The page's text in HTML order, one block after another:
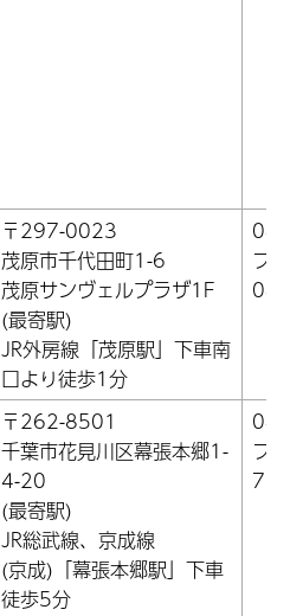
〒297-0023
茂原市千代田町1-6
茂原サンヴェルプラザ1F
(最寄駅)
JR外房線「茂原駅」下車南
口より徒歩1分
フ
〒262-8501
千葉市花見川区幕張本郷1-
4-20
(最寄駅)
JR総武線、京成線
(京成)「幕張本郷駅」下車
徒歩5分
フ